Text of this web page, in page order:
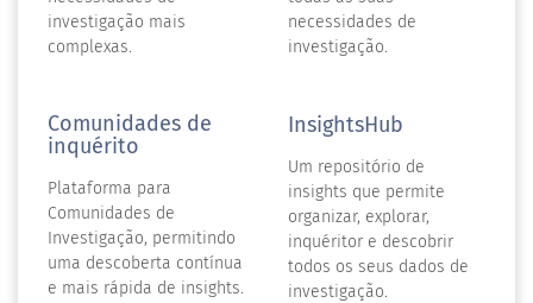
investigação mais
complexas.
necessidades de
investigação.
Comunidades de
inquérito
Plataforma para
Comunidades de
Investigação, permitindo
uma descoberta contínua
e mais rápida de insights.
InsightsHub
Um repositório de
insights que permite
organizar, explorar,
inquéritor e descobrir
todos os seus dados de
investigação.